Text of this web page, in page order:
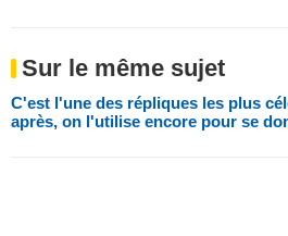
Sur le même sujet
C'est l'une des répliques les plus
après, on l'utilise encore pour se